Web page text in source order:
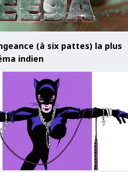
(à six pattes) la plus
indien